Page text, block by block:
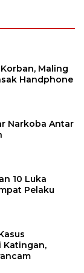
Maling
Handphone
Narkoba Antar
10 Luka
Pelaku
Katingan,